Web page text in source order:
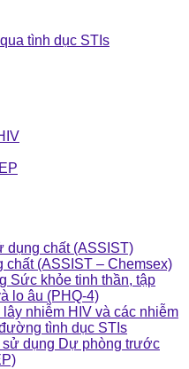
tình dục STIs
dụng chất (ASSIST)
chất (ASSIST – Chemsex)
Sức khỏe tinh thần, tập
lo âu (PHQ-4)
nhiễm HIV và các nhiễm
tình dục STIs
sử dụng Dự phòng trước